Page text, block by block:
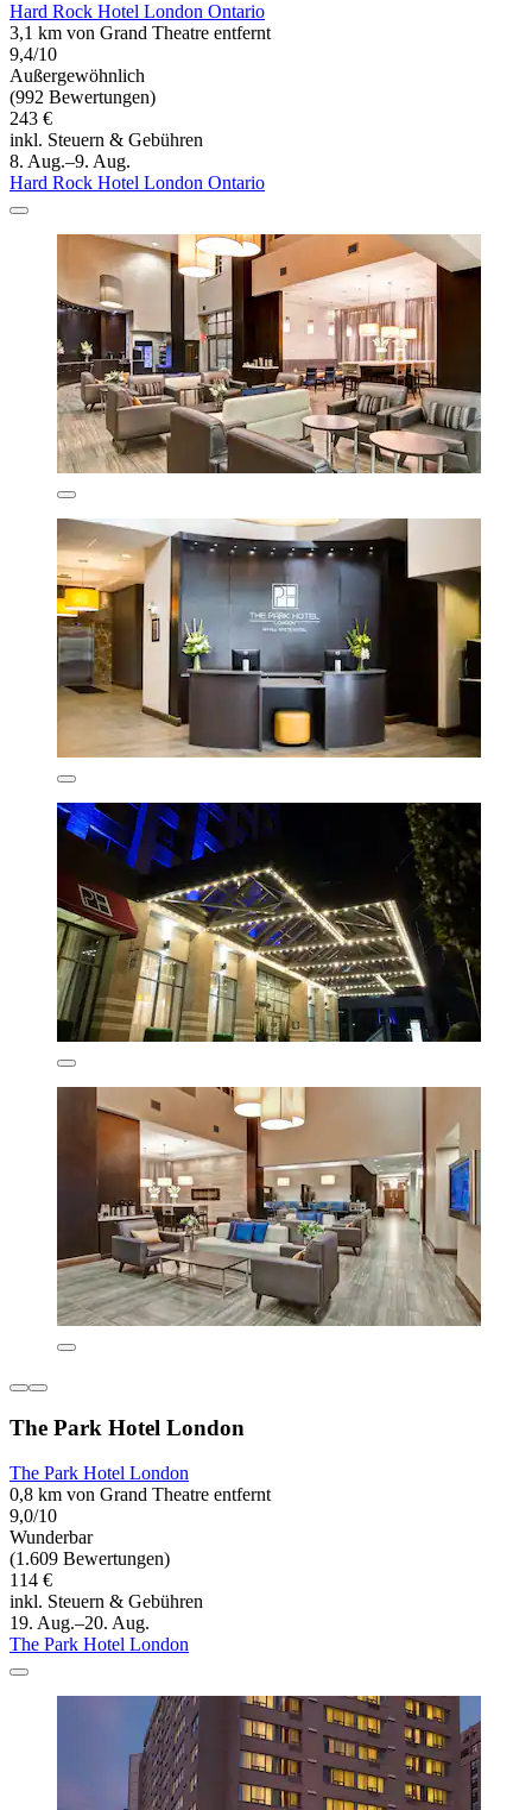
Hard Rock Hotel London Ontario
3,1 km von Grand Theatre entfernt
9,4/10
Außergewöhnlich
(992 Bewertungen)
243 €
inkl. Steuern & Gebühren
8. Aug.–9. Aug.
Hard Rock Hotel London Ontario
The Park Hotel London
The Park Hotel London
0,8 km von Grand Theatre entfernt
9,0/10
Wunderbar
(1.609 Bewertungen)
114 €
inkl. Steuern & Gebühren
19. Aug.–20. Aug.
The Park Hotel London